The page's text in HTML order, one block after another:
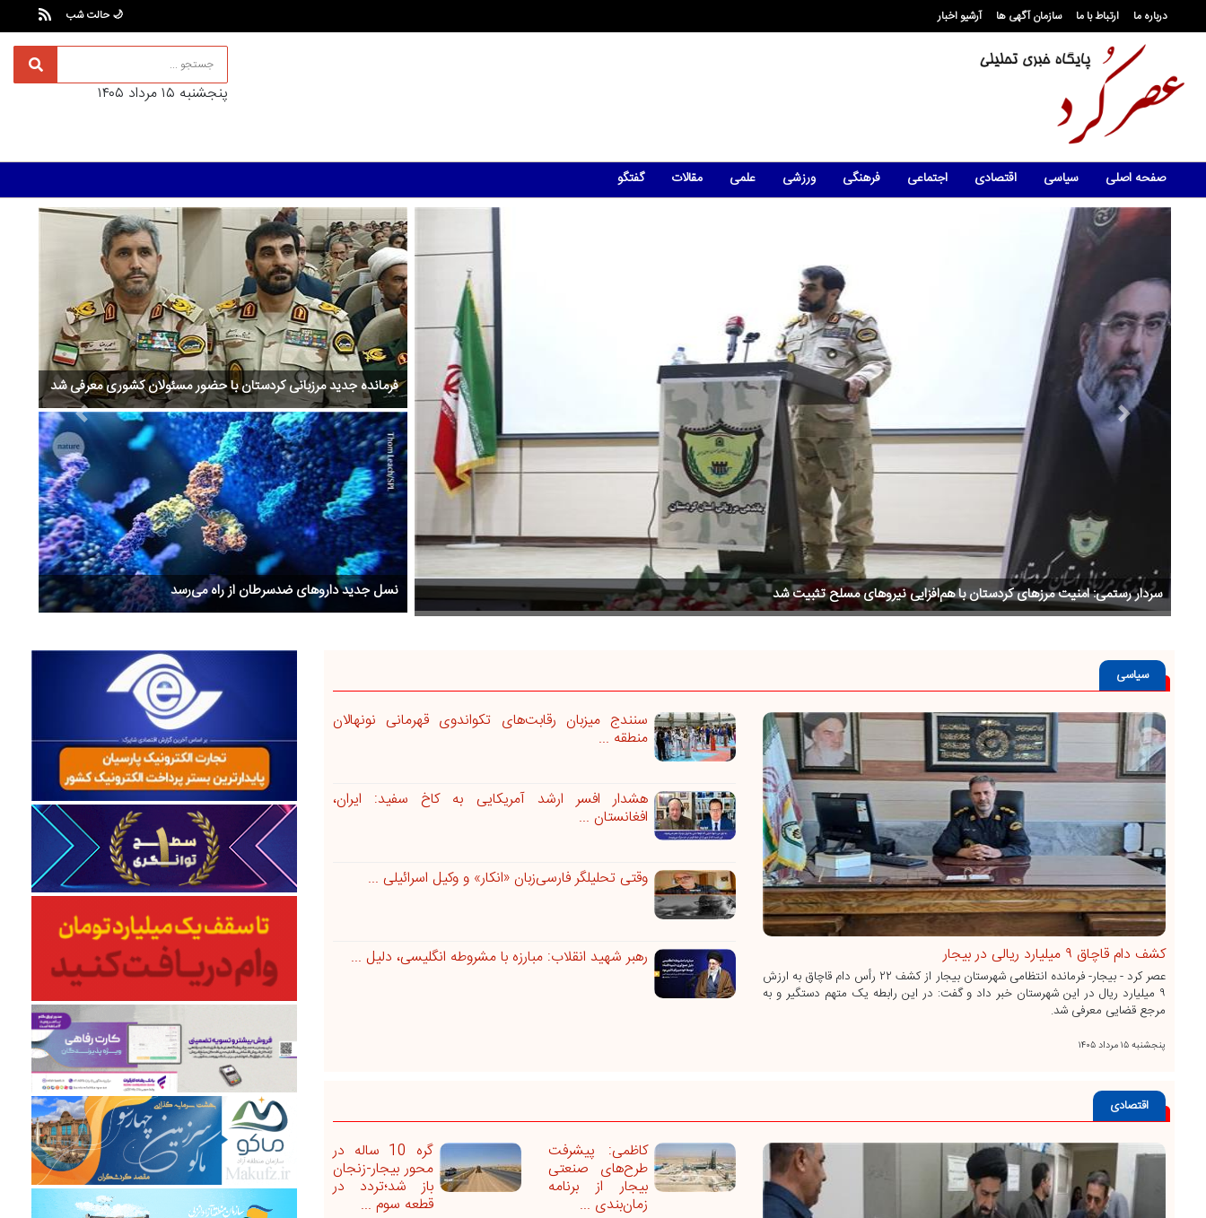
درباره ما ارتباط با ما سازمان آگهی ها آرشیو اخبار 🌙 حالت شب
پنجشنبه ۱۵ مرداد ۱۴۰۵
صفحه اصلی سیاسی اقتصادی اجتماعی فرهنگی ورزشی علمی مقالات گفتگو
تجمع شبانه مردم سنندج بازتابی از تأکید شرکت‌کنندگان بر همبستگی ملی
طاهری‌نیا: قرآن و بصیرت رمز ایستادگی ملت ایران در برابر دشمن
است
واشنگتن پست: ایران از تهدیدهای ترامپ نمی‌ترسد
Previous
Next
سیاسی
کشف دام قاچاق ۹ میلیارد ریالی در بیجار
عصر کرد - بیجار- فرمانده انتظامی شهرستان بیجار از کشف ۲۲ رأس دام قاچاق به ارزش
۹ میلیارد ریال در این شهرستان خبر داد و گفت: در این رابطه یک متهم دستگیر و به
مرجع قضایی معرفی شد.
پنجشنبه ۱۵ مرداد ۱۴۰۵
سنندج میزبان رقابت‌های تکواندوی قهرمانی نونهالان
منطقه ...
هشدار افسر ارشد آمریکایی به کاخ سفید: ایران،
افغانستان ...
وقتی تحلیلگر فارسی‌زبان‌ «انکار» و وکیل اسرائیلی ...
رهبر شهید انقلاب: مبارزه با مشروطه انگلیسی، دلیل ...
اقتصادی
کاظمی: پیشرفت
طرح‌های صنعتی
بیجار از برنامه
زمان‌بندی ...
گره 10 ساله در
محور بیجار-زنجان
باز شد؛تردد در
قطعه سوم ...